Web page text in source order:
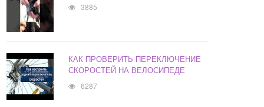
3885
КАК ПРОВЕРИТЬ ПЕРЕКЛЮЧЕНИЕ
СКОРОСТЕЙ НА ВЕЛОСИПЕДЕ
6287